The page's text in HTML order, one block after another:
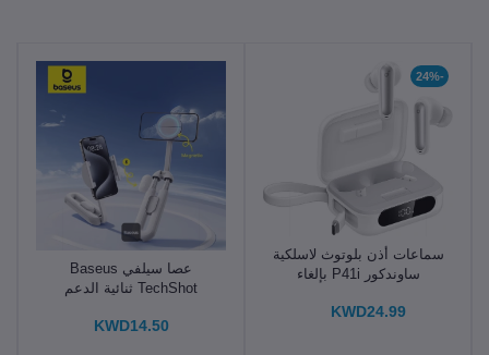
-24%
سماعات أذن بلوتوث لاسلكية
ساوندكور P41i بإلغاء
ومحول لايتنينج بوقت تشغيل
KWD24.99
عصا سيلفي Baseus
TechShot ثنائية الدعم
KWD14.50